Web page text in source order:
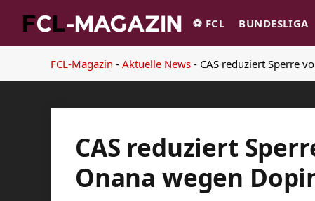
⚽️ FCL BUNDESLIGA
FCL-Magazin - Aktuelle News - CAS reduziert Sperre
CAS reduziert
Onana wegen